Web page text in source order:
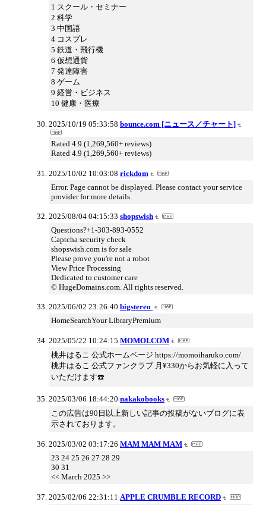
1 スクール・セミナー
2 科学
3 中国語
4 コスプレ
5 鉄道・飛行機
6 仮想通貨
7 発達障害
8 ゲーム
9 経営・ビジネス
10 健康・医療
2025/10/19 05:33:58 bounce.com [ニュース／チャート]
Rated 4.9 (1,269,560+ reviews)
Rated 4.9 (1,269,560+ reviews)
2025/10/02 10:03:08 rickdom
Error. Page cannot be displayed. Please contact your service
provider for more details.
2025/08/04 04:15:33 shopswish
Questions?+1-303-893-0552
Captcha security check
shopswish.com is for sale
Please prove you're not a robot
View Price Processing
Dedicated to customer care
© HugeDomains.com. All rights reserved.
2025/06/02 23:26:40 bigstereo
HomeSearchYour LibraryPremium
2025/05/22 10:24:15 MOMOI.COM
桃井はるこ 公式ホームページ https://momoiharuko.com/
桃井はるこ 公式ファンクラブ 月¥330からお気軽に入って
いただけます☎️
2025/03/06 18:44:20 nakakobooks
この広告は90日以上新しい記事の投稿がないブログに表
示されております。
2025/03/02 03:17:26 MAM MAM MAM
23 24 25 26 27 28 29
30 31
<< March 2025 >>
2025/02/06 22:31:11 APPLE CRUMBLE RECORD